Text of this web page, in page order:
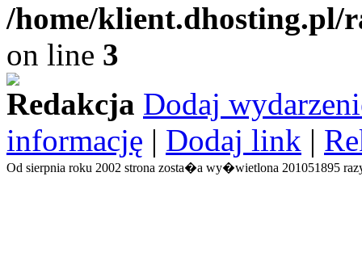
/home/
on line 3
Redakcja Dodaj
informację | Dodaj link |
Od sierpnia roku 2002 strona zosta�a wy�wietlona 201051895